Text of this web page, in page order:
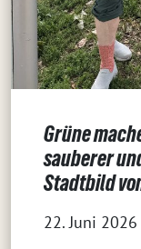
Grüne
sauberer
Stadtbild
22. Juni 2026